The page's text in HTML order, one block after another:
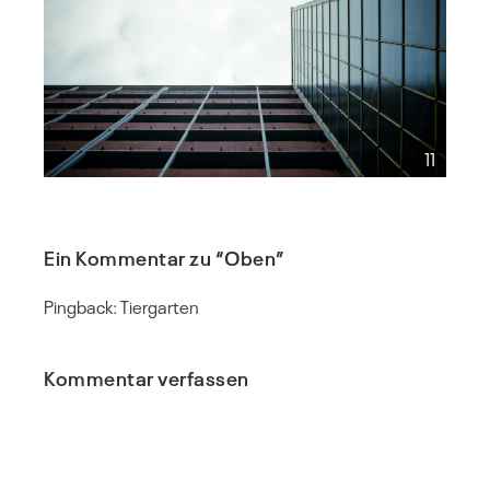
11
Ein Kommentar zu “Oben”
Pingback:Tiergarten
Kommentar verfassen